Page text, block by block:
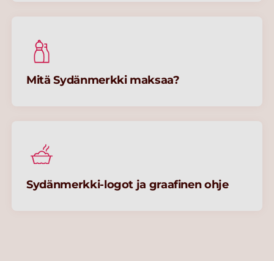
Mitä Sydänmerkki maksaa?
Sydänmerkki-logot ja graafinen ohje